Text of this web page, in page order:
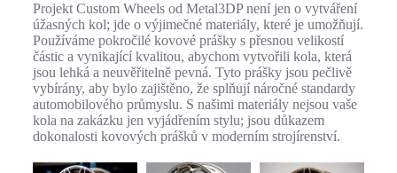
Projekt Custom Wheels od Metal3DP není jen o vytváření
úžasných kol; jde o výjimečné materiály, které je umožňují.
Používáme pokročilé kovové prášky s přesnou velikostí
částic a vynikající kvalitou, abychom vytvořili kola, která
jsou lehká a neuvěřitelně pevná. Tyto prášky jsou pečlivě
vybírány, aby bylo zajištěno, že splňují náročné standardy
automobilového průmyslu. S našimi materiály nejsou vaše
kola na zakázku jen vyjádřením stylu; jsou důkazem
dokonalosti kovových prášků v moderním strojírenství.